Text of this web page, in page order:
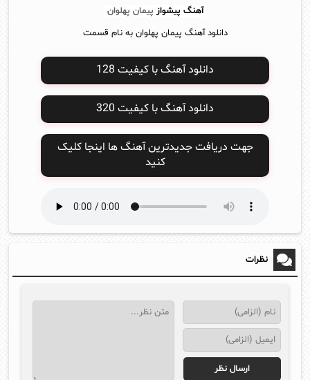
آهنگ پیشواز پیمان پهلوان
دانلود آهنگ پیمان پهلوان به نام قسمت
دانلود آهنگ با کیفیت 128
دانلود آهنگ با کیفیت 320
جهت دریافت جدیدترین آهنگ ها اینجا کلیک
کنید
نظرات